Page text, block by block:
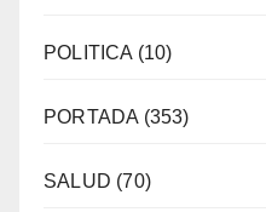
POLITICA (10)
PORTADA (353)
SALUD (70)